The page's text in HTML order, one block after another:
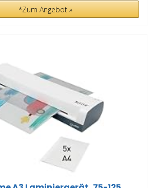
*Zum Angebot »